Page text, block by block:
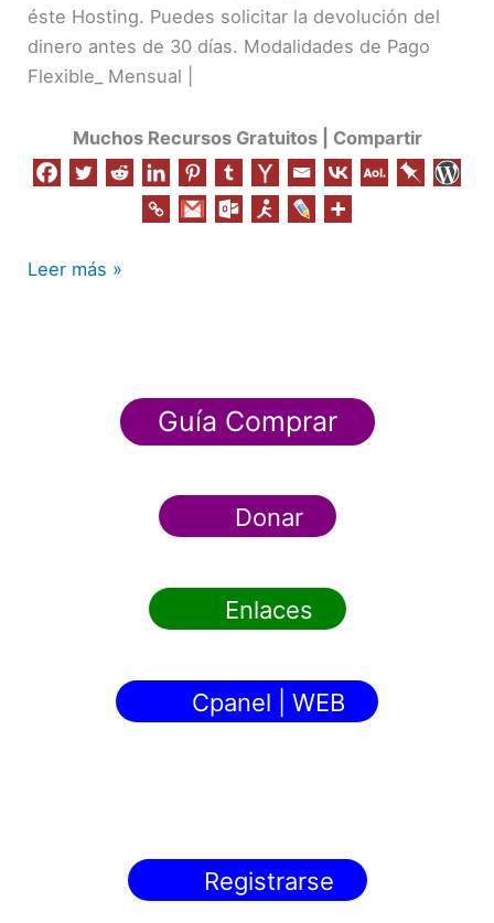
éste Hosting. Puedes solicitar la devolución del
dinero antes de 30 días. Modalidades de Pago
Flexible_ Mensual |
Muchos Recursos Gratuitos | Compartir
Leer más »
Guía Comprar
Donar
Enlaces
Cpanel | WEB
Registrarse